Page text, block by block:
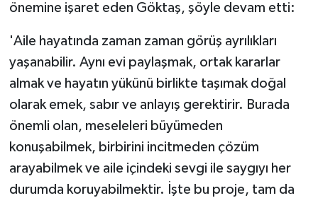
önemine işaret eden Göktaş, şöyle devam etti:
'Aile hayatında zaman zaman görüş ayrılıkları
yaşanabilir. Aynı evi paylaşmak, ortak kararlar
almak ve hayatın yükünü birlikte taşımak doğal
olarak emek, sabır ve anlayış gerektirir. Burada
önemli olan, meseleleri büyümeden
konuşabilmek, birbirini incitmeden çözüm
arayabilmek ve aile içindeki sevgi ile saygıyı her
durumda koruyabilmektir. İşte bu proje, tam da